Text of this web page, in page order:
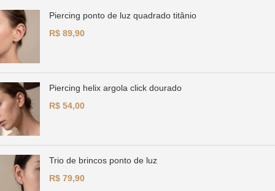
Piercing ponto de luz quadrado titânio
R$
Piercing helix argola click dourado
R$
Trio de brincos ponto de luz
R$